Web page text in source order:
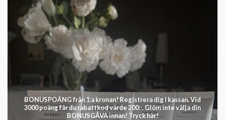
BONUSPOÄNG från 1:a kronan! Registrera dig i kassan. Vid
3000 poäng får du rabattkod värde 200:-. Glöm inte välja din
BONUSGÅVA innan! Tryck här!